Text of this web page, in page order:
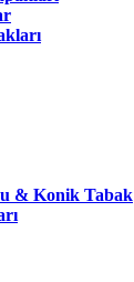
& Konik Tabak